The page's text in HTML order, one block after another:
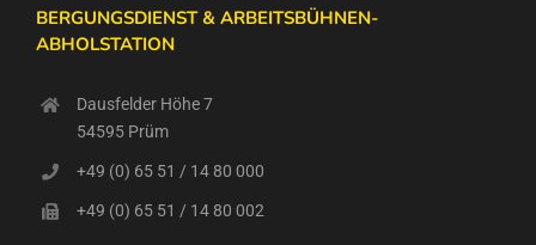
BERGUNGSDIENST & ARBEITSBÜHNEN-
ABHOLSTATION
Dausfelder Höhe 7
54595 Prüm
+49 (0) 65 51 / 14 80 000
+49 (0) 65 51 / 14 80 002